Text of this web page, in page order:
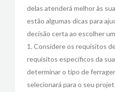
delas atenderá melhor às
estão algumas dicas para
decisão certa ao escolher
1. Considere os requisitos
requisitos específicos da
determinar o tipo de
selecionará para o seu